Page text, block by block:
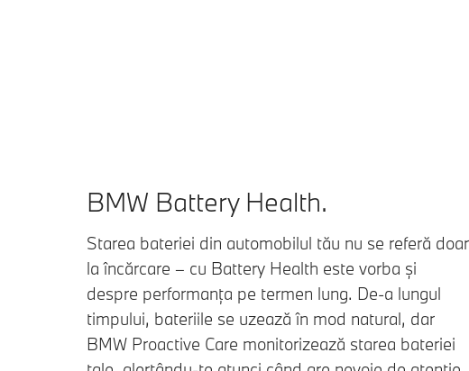
BMW Battery Health.
Starea bateriei din automobilul tău nu se referă doar
la încărcare – cu Battery Health este vorba și
despre performanța pe termen lung. De-a lungul
timpului, bateriile se uzează în mod natural, dar
BMW Proactive Care monitorizează starea bateriei